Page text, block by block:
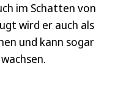
im Schatten von
wird er auch als
und kann sogar